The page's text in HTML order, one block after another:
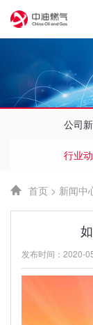
公司
行业
首页 > 新闻中
发布时间：2020-